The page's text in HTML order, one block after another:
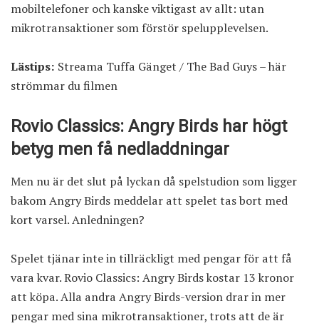
mobiltelefoner och kanske viktigast av allt: utan
mikrotransaktioner som förstör spelupplevelsen.
Lästips: Streama Tuffa Gänget / The Bad Guys – här
strömmar du filmen
Rovio Classics: Angry Birds har högt
betyg men få nedladdningar
Men nu är det slut på lyckan då spelstudion som ligger
bakom Angry Birds meddelar att spelet tas bort med
kort varsel. Anledningen?
Spelet tjänar inte in tillräckligt med pengar för att få
vara kvar. Rovio Classics: Angry Birds kostar 13 kronor
att köpa. Alla andra Angry Birds-version drar in mer
pengar med sina mikrotransaktioner, trots att de är